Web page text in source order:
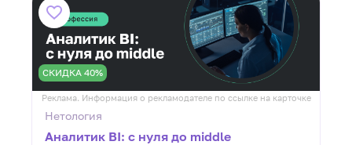
СКИДКА 40%
Реклама. Информация о рекламодателе по ссылке на карточке
Нетология
Аналитик BI: с нуля до middle